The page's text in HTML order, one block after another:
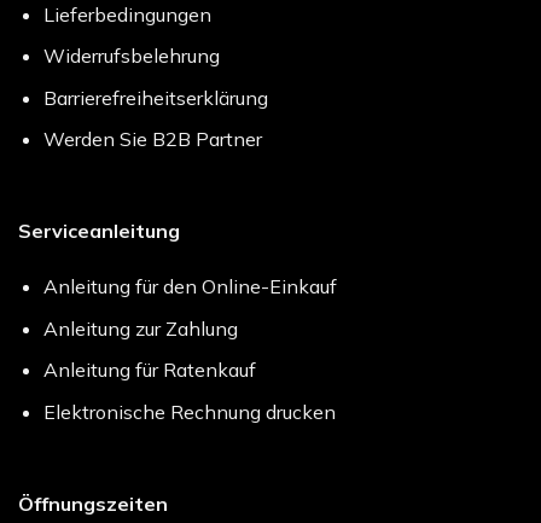
Lieferbedingungen
Widerrufsbelehrung
Barrierefreiheitserklärung
Werden Sie B2B Partner
Serviceanleitung
Anleitung für den Online-Einkauf
Anleitung zur Zahlung
Anleitung für Ratenkauf
Elektronische Rechnung drucken
Öffnungszeiten